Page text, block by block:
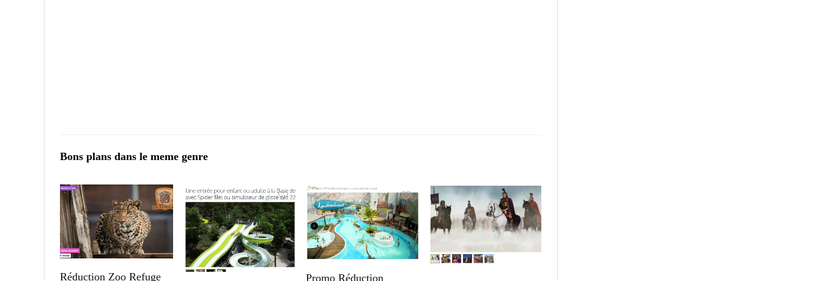
Bons plans dans le meme genre
Réduction Zoo Refuge Promo Réduction